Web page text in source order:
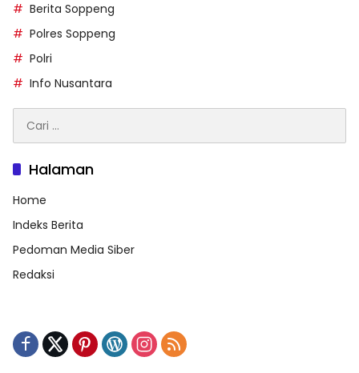
Berita Soppeng
Polres Soppeng
Polri
Info Nusantara
untuk:
Halaman
Home
Indeks Berita
Pedoman Media Siber
Redaksi